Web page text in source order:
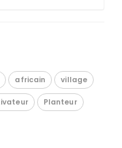
africain village
Planteur